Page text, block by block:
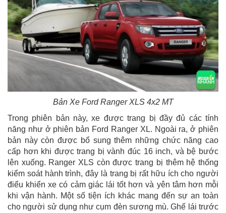
Bản Xe Ford Ranger XLS 4x2 MT
Trong phiên bản này, xe được trang bị đầy đủ các tính
năng như ở phiên bản Ford Ranger XL. Ngoài ra, ở phiên
bản này còn được bổ sung thêm những chức năng cao
cấp hơn khi được trang bị vành đúc 16 inch, và bệ bước
lên xuống. Ranger XLS còn được trang bị thêm hệ thống
kiểm soát hành trình, đây là trang bị rất hữu ích cho người
điểu khiển xe có cảm giác lái tốt hơn và yên tâm hơn mỗi
khi vận hành. Một số tiện ích khác mang đến sự an toàn
cho người sử dụng như cụm đèn sương mù. Ghế lái trước